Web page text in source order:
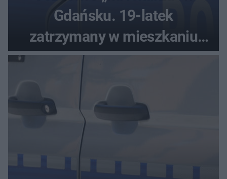
Gdańsku. 19-latek
zatrzymany w mieszkaniu
seniora